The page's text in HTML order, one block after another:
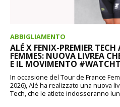
ABBIGLIAMENTO
ALÉ X FENIX-PREMIER
FEMMES: NUOVA LIVREA
E IL MOVIMENTO
In occasione del Tour de France
2026), Alé ha realizzato una nuova
Tech, che le atlete indosseranno